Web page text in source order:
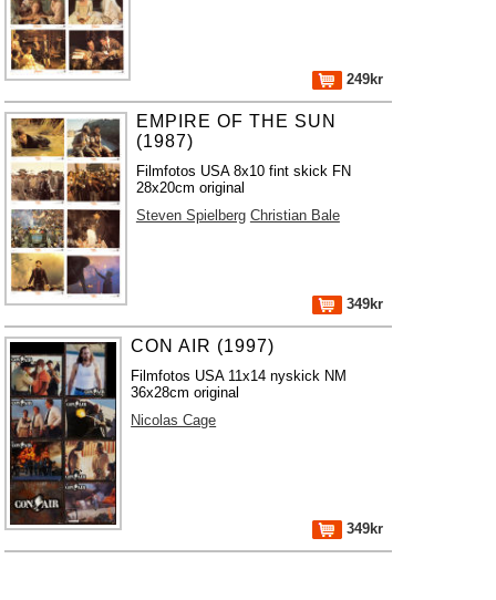
249kr
EMPIRE OF THE SUN
(1987)
Filmfotos USA 8x10 fint skick FN
28x20cm original
Steven Spielberg Christian Bale
349kr
CON AIR (1997)
Filmfotos USA 11x14 nyskick NM
36x28cm original
Nicolas Cage
349kr